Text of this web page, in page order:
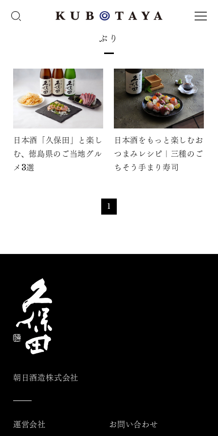
ぶり
日本酒「久保田」と楽し
む、徳島県のご当地グル
メ3選
日本酒をもっと楽しむお
つまみレシピ｜三種のご
ちそう手まり寿司
1
朝日酒造株式会社
運営会社 お問い合わせ